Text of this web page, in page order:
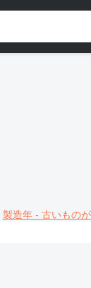
製造年 - 古いもの